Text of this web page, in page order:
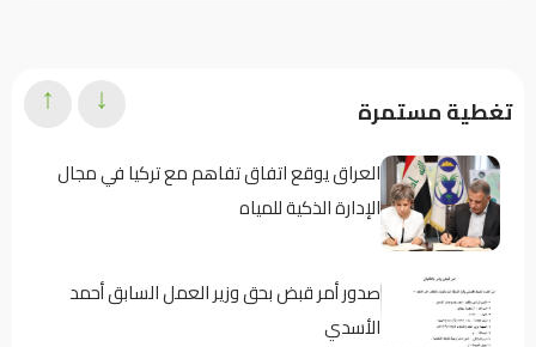
تغطية مستمرة
العراق يوقع اتفاق تفاهم مع تركيا في مجال
الإدارة الذكية للمياه
صدور أمر قبض بحق وزير العمل السابق أحمد
الأسدي
↓
↑